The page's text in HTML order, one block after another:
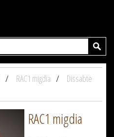
RAC1 migdia
Dissabte
RAC1 migdia